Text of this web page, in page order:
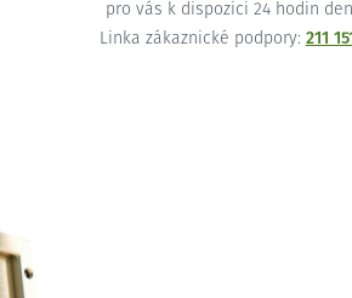
pro vás k dispozici 24 hodin
Linka zákaznické podpory: 211